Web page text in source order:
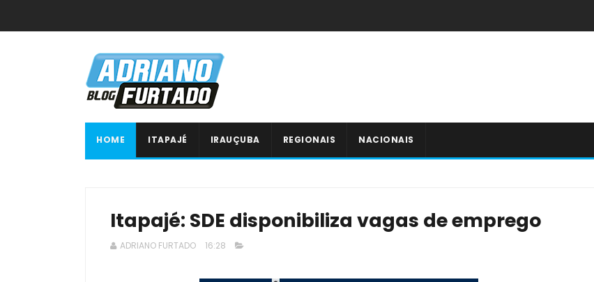
HOME ITAPAJÉ IRAUÇUBA REGIONAIS NACIONAIS
Itapajé: SDE disponibiliza vagas de emprego
ADRIANO FURTADO 16:28